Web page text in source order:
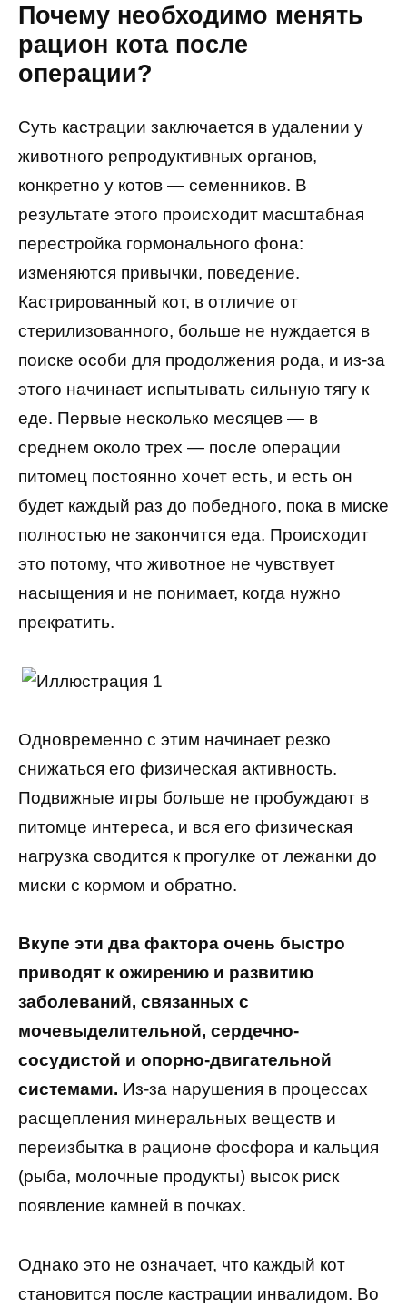
Почему необходимо менять
рацион кота после
операции?
Суть кастрации заключается в удалении у
животного репродуктивных органов,
конкретно у котов — семенников. В
результате этого происходит масштабная
перестройка гормонального фона:
изменяются привычки, поведение.
Кастрированный кот, в отличие от
стерилизованного, больше не нуждается в
поиске особи для продолжения рода, и из-за
этого начинает испытывать сильную тягу к
еде. Первые несколько месяцев — в
среднем около трех — после операции
питомец постоянно хочет есть, и есть он
будет каждый раз до победного, пока в миске
полностью не закончится еда. Происходит
это потому, что животное не чувствует
насыщения и не понимает, когда нужно
прекратить.
Одновременно с этим начинает резко
снижаться его физическая активность.
Подвижные игры больше не пробуждают в
питомце интереса, и вся его физическая
нагрузка сводится к прогулке от лежанки до
миски с кормом и обратно.
Вкупе эти два фактора очень быстро
приводят к ожирению и развитию
заболеваний, связанных с
мочевыделительной, сердечно-
сосудистой и опорно-двигательной
системами. Из-за нарушения в процессах
расщепления минеральных веществ и
переизбытка в рационе фосфора и кальция
(рыба, молочные продукты) высок риск
появление камней в почках.
Однако это не означает, что каждый кот
становится после кастрации инвалидом. Во